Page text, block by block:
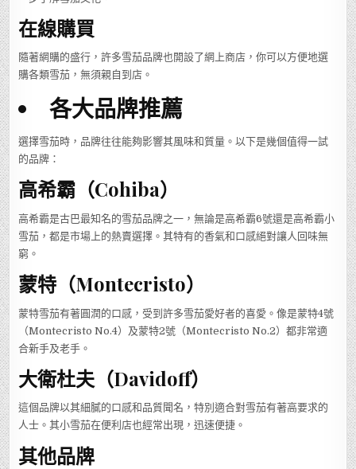
在線購買
隨著網購的盛行，許多雪茄品牌也開設了網上商店，你可以方便地選
購各類雪茄，無須親自到店。
各大品牌推薦
選擇雪茄時，品牌往往能夠影響其風味和質量。以下是幾個值得一試
的品牌：
高希霸（Cohiba）
高希霸是古巴最知名的雪茄品牌之一，無論是高希霸6號還是高希霸小
雪茄，都是市場上的熱賣選擇。其特有的香氣和口感絕對讓人回味無
窮。
蒙特（Montecristo）
蒙特雪茄有著圓潤的口感，受到許多雪茄愛好者的喜愛。像是蒙特4號
（Montecristo No.4）及蒙特2號（Montecristo No.2）都非常適
合新手及老手。
大衛杜夫（Davidoff）
這個品牌以其細膩的口感和品質聞名，特別適合對雪茄有著高要求的
人士。其小雪茄在便利店也經常出現，迅速便捷。
其他品牌